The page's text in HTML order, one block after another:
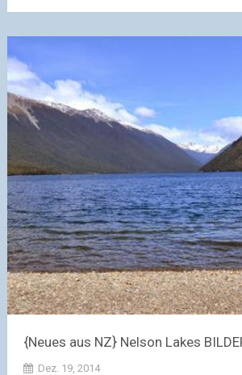
{Neues aus NZ} Nelson Lakes
Dez. 19, 2014